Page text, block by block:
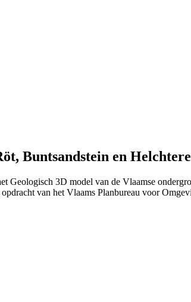
Buntsandstein en
Geologisch 3D model van de Vlaamse
van het Vlaams Planbureau voor